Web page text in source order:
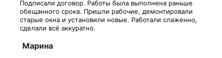
Подписали договор. Работы была выполнена раньше
обещанного срока. Пришли рабочие, демонтировали
старые окна и установили новые. Работали слаженно,
сделали всё аккуратно.
Марина